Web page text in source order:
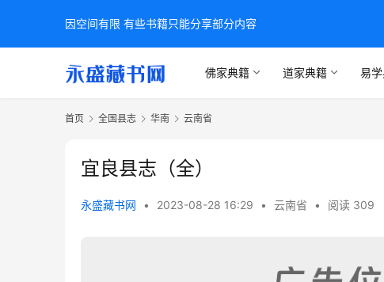
佛家典籍 道家典籍 易
首页 全国县志 华南 云南省
宜良县志（全）
永盛藏书网 • 2023-08-28 16:29 • 云南省 • 阅读 309
因空间有限 有些书籍只能分享部分内容